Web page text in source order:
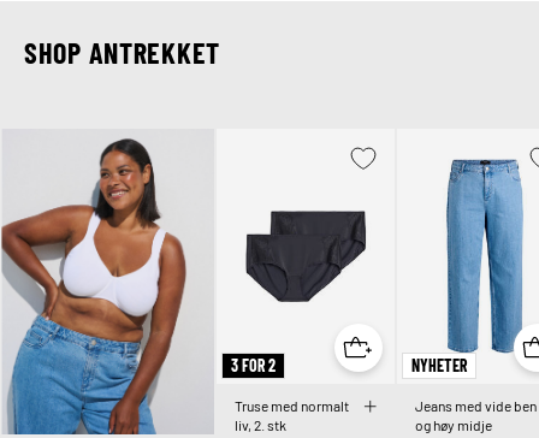
SHOP ANTREKKET
3 FOR 2
Truse med normalt
liv, 2. stk
NYHETER
Jeans med vide ben
og høy midje